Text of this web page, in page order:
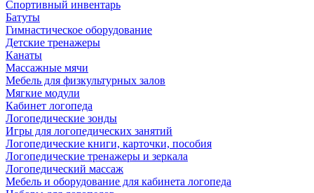
Спортивный инвентарь
Батуты
Гимнастическое оборудование
Детские тренажеры
Канаты
Массажные мячи
Мебель для физкультурных залов
Мягкие модули
Кабинет логопеда
Логопедические зонды
Игры для логопедических занятий
Логопедические книги, карточки, пособия
Логопедические тренажеры и зеркала
Логопедический массаж
Мебель и оборудование для кабинета логопеда